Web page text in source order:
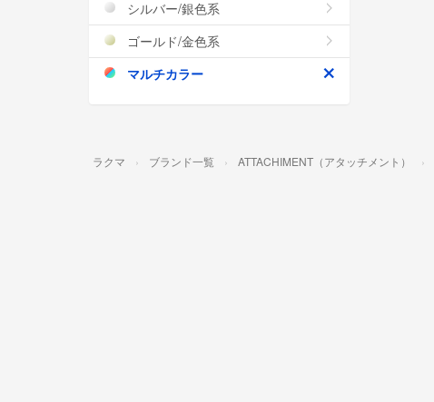
シルバー/銀色系
ゴールド/金色系
マルチカラー
ラクマ ブランド一覧 ATTACHIMENT（アタッチメント）